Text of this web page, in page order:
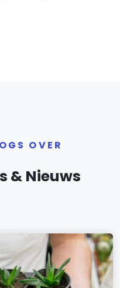
OVER
& Nieuws